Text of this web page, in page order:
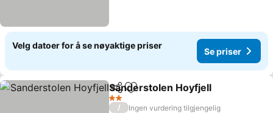
Velg datoer for å se nøyaktige priser
Se priser
Del Legg til i favoritter
Sanderstolen Hoyfjell
2 Stjerner
/
Ingen vurdering tilgjengelig